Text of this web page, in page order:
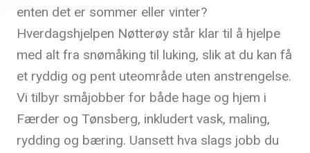
enten det er sommer eller vinter?
Hverdagshjelpen Nøtterøy står klar til å hjelpe
med alt fra snømåking til luking, slik at du kan få
et ryddig og pent uteområde uten anstrengelse.
Vi tilbyr småjobber for både hage og hjem i
Færder og Tønsberg, inkludert vask, maling,
rydding og bæring. Uansett hva slags jobb du